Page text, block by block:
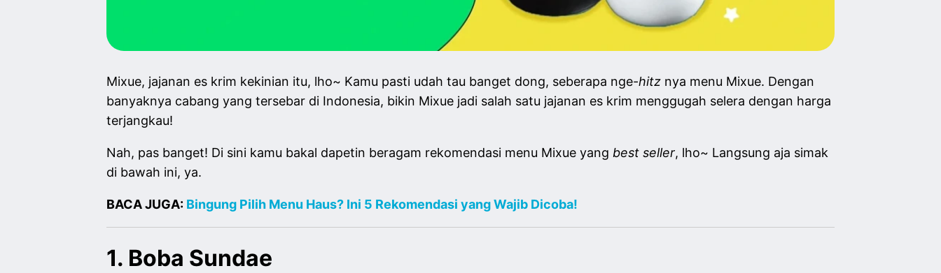
Mixue, jajanan es krim kekinian itu, lho~ Kamu pasti udah tau banget dong, seberapa nge-hitznya menu Mixue. Dengan
banyaknya cabang yang tersebar di Indonesia, bikin Mixue jadi salah satu jajanan es krim menggugah selera dengan harga
terjangkau!
Nah, pas banget! Di sini kamu bakal dapetin beragam rekomendasi menu Mixue yang best seller, lho~ Langsung aja simak
di bawah ini, ya.
BACA JUGA: Bingung Pilih Menu Haus? Ini 5 Rekomendasi yang Wajib Dicoba!
1. Boba Sundae